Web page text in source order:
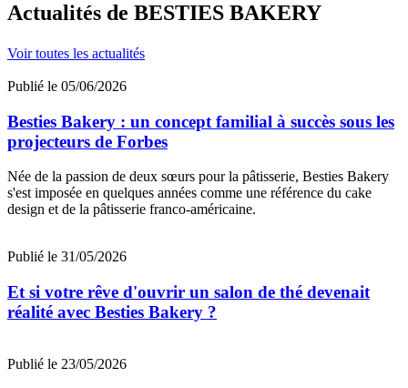
Actualités de BESTIES BAKERY
Voir toutes les actualités
Publié le 05/06/2026
Besties Bakery : un concept familial à succès sous les
projecteurs de Forbes
Née de la passion de deux sœurs pour la pâtisserie, Besties Bakery
s'est imposée en quelques années comme une référence du cake
design et de la pâtisserie franco-américaine.
Publié le 31/05/2026
Et si votre rêve d'ouvrir un salon de thé devenait
réalité avec Besties Bakery ?
Publié le 23/05/2026